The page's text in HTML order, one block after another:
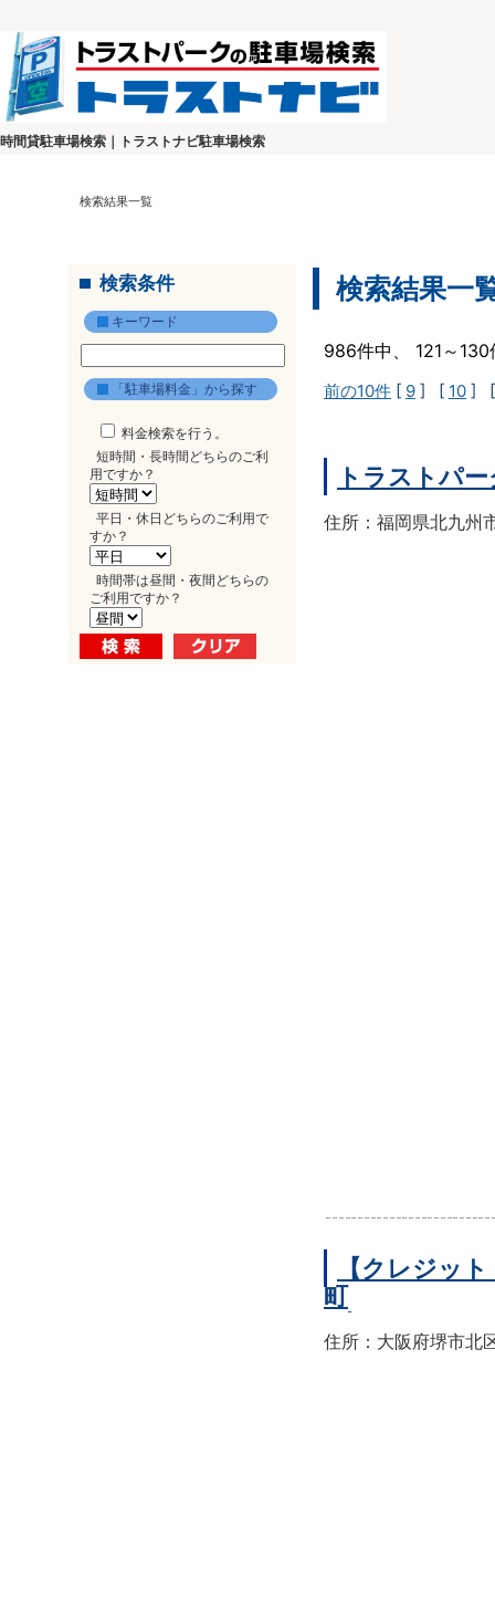
時間貸駐車場検索｜トラストナビ駐車場検索
検索結果一覧
検索条件
キーワード
「駐車場料金」から探す
料金検索を行う。
短時間・長時間どちらのご利
用ですか？
平日・休日どちらのご利用で
すか？
時間帯は昼間・夜間どちらの
ご利用ですか？
検索結果一
986件中、 121～
前の10件 [ 9 ] [ 10 ]
トラストパ
住所：福岡県北九州
【クレジッ
町
住所：大阪府堺市北